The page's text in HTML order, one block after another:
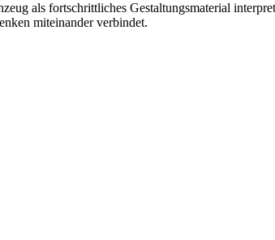
als fortschrittliches Gestaltungsmaterial
miteinander verbindet.